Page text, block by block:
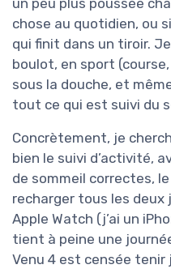
un peu plus poussée
chose au quotidien, ou
qui finit dans un tiroir.
boulot, en sport
sous la douche, et
tout ce qui est suivi du
Concrètement, je
bien le suivi d’activité,
de sommeil correctes,
recharger tous les deux
Apple Watch (j’ai un
tient à peine une
Venu 4 est censée tenir